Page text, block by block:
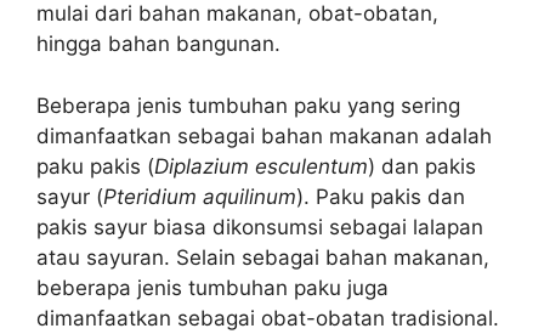
mulai dari bahan makanan, obat-obatan,
hingga bahan bangunan.
Beberapa jenis tumbuhan paku yang sering
dimanfaatkan sebagai bahan makanan adalah
paku pakis (Diplazium esculentum) dan pakis
sayur (Pteridium aquilinum). Paku pakis dan
pakis sayur biasa dikonsumsi sebagai lalapan
atau sayuran. Selain sebagai bahan makanan,
beberapa jenis tumbuhan paku juga
dimanfaatkan sebagai obat-obatan tradisional.